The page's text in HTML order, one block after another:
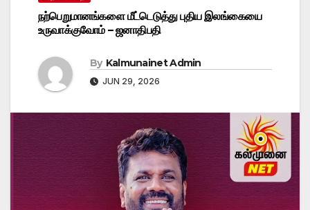
நற்பெறுமானங்களை மீட்டெடுத்து புதிய இலங்கையை
உருவாக்குவோம் – ஜனாதிபதி
By Kalmunainet Admin
JUN 29, 2026